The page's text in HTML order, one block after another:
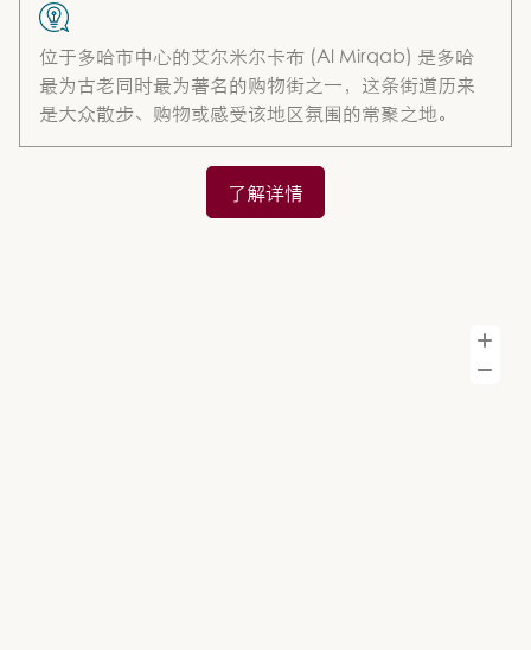
位于多哈市中心的艾尔米尔卡布 (Al Mirqab) 是多哈
最为古老同时最为著名的购物街之一，这条街道历来
是大众散步、购物或感受该地区氛围的常聚之地。
了解详情